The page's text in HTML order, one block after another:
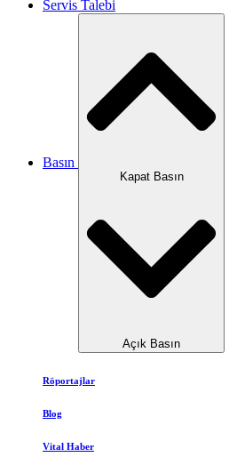
Servis Talebi
Basın
Kapat Basın
Açık Basın
Röportajlar
Blog
Vital Haber